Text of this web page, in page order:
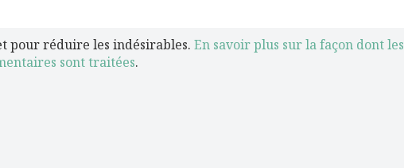
pour réduire les indésirables. En savoir plus sur la façon dont les
sont traitées.